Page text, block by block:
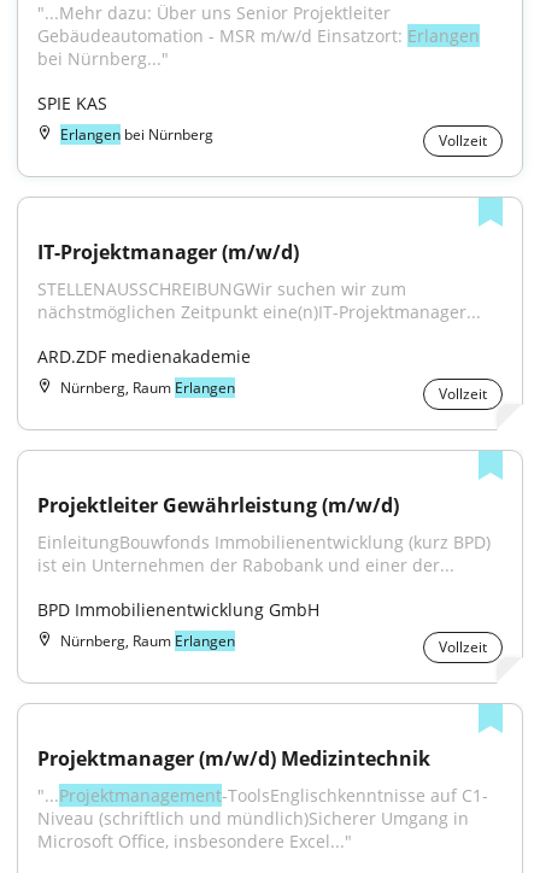
"...Mehr dazu: Über uns Senior Projektleiter
Gebäudeautomation - MSR m/w/d Einsatzort: Erlangen
bei Nürnberg..."
SPIE KAS
Erlangen bei Nürnberg Vollzeit
IT-Projektmanager (m/w/d)
STELLENAUSSCHREIBUNGWir suchen wir zum
nächstmöglichen Zeitpunkt eine(n)IT-Projektmanager...
ARD.ZDF medienakademie
Nürnberg, Raum Erlangen Vollzeit
Projektleiter Gewährleistung (m/w/d)
EinleitungBouwfonds Immobilienentwicklung (kurz BPD)
ist ein Unternehmen der Rabobank und einer der...
BPD Immobilienentwicklung GmbH
Nürnberg, Raum Erlangen Vollzeit
Projektmanager (m/w/d) Medizintechnik
"...Projektmanagement-ToolsEnglischkenntnisse auf C1-
Niveau (schriftlich und mündlich)Sicherer Umgang in
Microsoft Office, insbesondere Excel..."